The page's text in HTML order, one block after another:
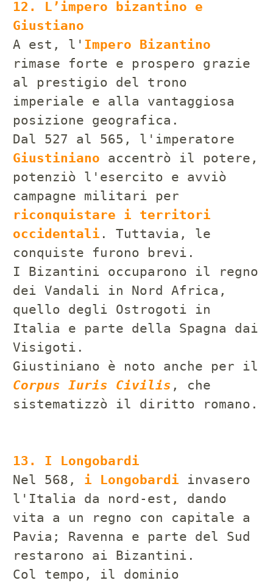
12. L’impero bizantino e
Giustiano
A est, l' Impero Bizantino
rimase forte e prospero grazie
al prestigio del trono
imperiale e alla vantaggiosa
posizione geografica.
Dal 527 al 565, l'imperatore
Giustiniano accentrò il potere,
potenziò l'esercito e avviò
campagne militari per
riconquistare i territori
occidentali . Tuttavia, le
conquiste furono brevi.
I Bizantini occuparono il regno
dei Vandali in Nord Africa,
quello degli Ostrogoti in
Italia e parte della Spagna dai
Visigoti.
Giustiniano è noto anche per il
Corpus Iuris Civilis , che
sistematizzò il diritto romano.
13. I Longobardi
Nel 568, i Longobardi invasero
l'Italia da nord-est, dando
vita a un regno con capitale a
Pavia; Ravenna e parte del Sud
restarono ai Bizantini.
Col tempo, il dominio